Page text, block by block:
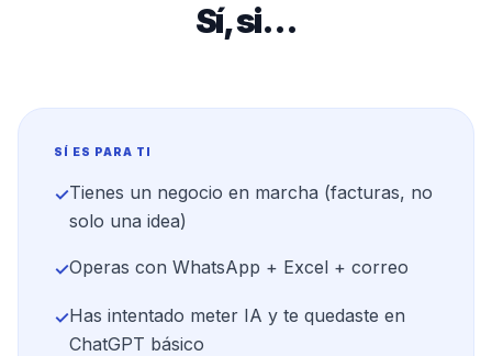
Sí, si…
SÍ ES PARA TI
✓Tienes un negocio en marcha (facturas, no
solo una idea)
✓Operas con WhatsApp + Excel + correo
✓Has intentado meter IA y te quedaste en
ChatGPT básico